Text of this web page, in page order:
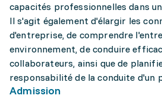
capacités professionnelles dans
Il s'agit également d'élargir les
d'entreprise, de comprendre
environnement, de conduire
collaborateurs, ainsi que de
responsabilité de la conduite d'un
Admission